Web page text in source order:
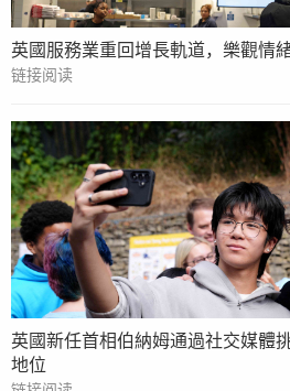
英國服務業重回增長軌道，樂觀情
链接阅读
英國新任首相伯納姆通過社交媒體
地位